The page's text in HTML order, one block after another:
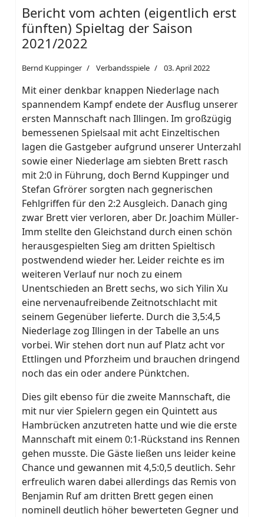
Bericht vom achten (eigentlich erst
fünften) Spieltag der Saison
2021/2022
Bernd Kuppinger Verbandsspiele 03. April 2022
Mit einer denkbar knappen Niederlage nach
spannendem Kampf endete der Ausflug unserer
ersten Mannschaft nach Illingen. Im großzügig
bemessenen Spielsaal mit acht Einzeltischen
lagen die Gastgeber aufgrund unserer Unterzahl
sowie einer Niederlage am siebten Brett rasch
mit 2:0 in Führung, doch Bernd Kuppinger und
Stefan Gfrörer sorgten nach gegnerischen
Fehlgriffen für den 2:2 Ausgleich. Danach ging
zwar Brett vier verloren, aber Dr. Joachim Müller-
Imm stellte den Gleichstand durch einen schön
herausgespielten Sieg am dritten Spieltisch
postwendend wieder her. Leider reichte es im
weiteren Verlauf nur noch zu einem
Unentschieden an Brett sechs, wo sich Yilin Xu
eine nervenaufreibende Zeitnotschlacht mit
seinem Gegenüber lieferte. Durch die 3,5:4,5
Niederlage zog Illingen in der Tabelle an uns
vorbei. Wir stehen dort nun auf Platz acht vor
Ettlingen und Pforzheim und brauchen dringend
noch das ein oder andere Pünktchen.
Dies gilt ebenso für die zweite Mannschaft, die
mit nur vier Spielern gegen ein Quintett aus
Hambrücken anzutreten hatte und wie die erste
Mannschaft mit einem 0:1-Rückstand ins Rennen
gehen musste. Die Gäste ließen uns leider keine
Chance und gewannen mit 4,5:0,5 deutlich. Sehr
erfreulich waren dabei allerdings das Remis von
Benjamin Ruf am dritten Brett gegen einen
nominell deutlich höher bewerteten Gegner und